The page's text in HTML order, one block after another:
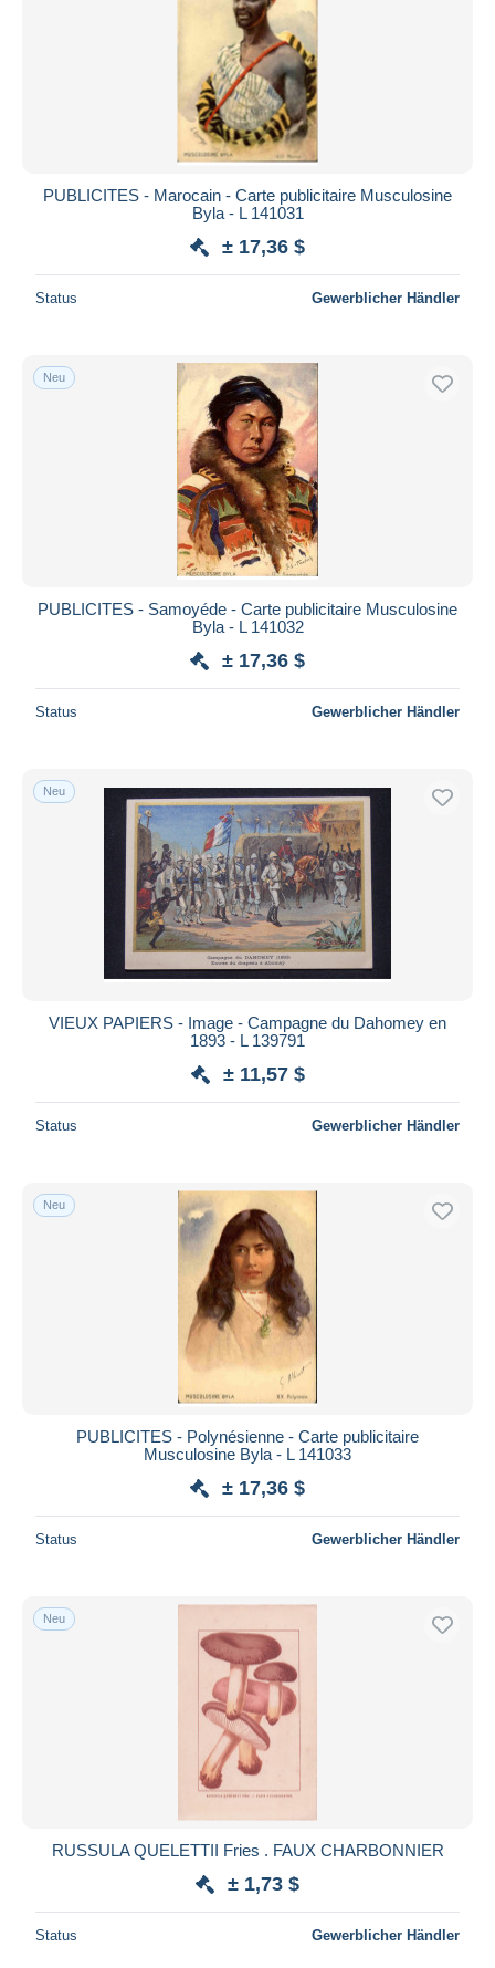
PUBLICITES - Marocain - Carte publicitaire Musculosine
Byla - L 141031
± 17,36 $
Status Gewerblicher Händler
Neu
PUBLICITES - Samoyéde - Carte publicitaire Musculosine
Byla - L 141032
± 17,36 $
Status Gewerblicher Händler
Neu
VIEUX PAPIERS - Image - Campagne du Dahomey en
1893 - L 139791
± 11,57 $
Status Gewerblicher Händler
Neu
PUBLICITES - Polynésienne - Carte publicitaire
Musculosine Byla - L 141033
± 17,36 $
Status Gewerblicher Händler
Neu
RUSSULA QUELETTII Fries . FAUX CHARBONNIER
± 1,73 $
Status Gewerblicher Händler